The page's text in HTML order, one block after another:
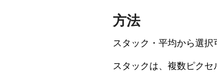
方法
スタック・平均から選択
スタックは、複数ピクセ